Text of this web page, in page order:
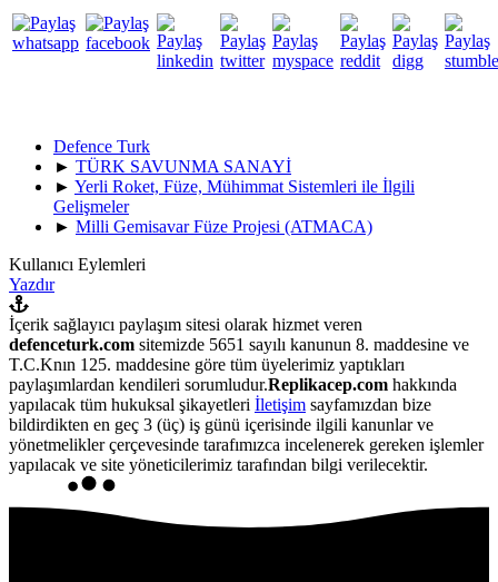
Defence Turk
► TÜRK SAVUNMA SANAYİ
► Yerli Roket, Füze, Mühimmat Sistemleri ile İlgili
Gelişmeler
► Milli Gemisavar Füze Projesi (ATMACA)
Kullanıcı Eylemleri
Yazdır
İçerik sağlayıcı paylaşım sitesi olarak hizmet veren
defenceturk.com sitemizde 5651 sayılı kanunun 8. maddesine ve
T.C.Knın 125. maddesine göre tüm üyelerimiz yaptıkları
paylaşımlardan kendileri sorumludur.Replikacep.com hakkında
yapılacak tüm hukuksal şikayetleri İletişim sayfamızdan bize
bildirdikten en geç 3 (üç) iş günü içerisinde ilgili kanunlar ve
yönetmelikler çerçevesinde tarafımızca incelenerek gereken işlemler
yapılacak ve site yöneticilerimiz tarafından bilgi verilecektir.